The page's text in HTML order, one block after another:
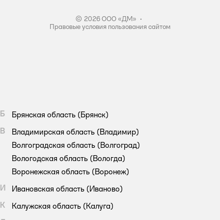
© 2026 ООО «ДМ» •
Правовые условия пользования сайтом
Б Брянская область (Брянск)
В
Владимирская область (Владимир)
Волгоградская область (Волгоград)
Вологодская область (Вологда)
Воронежская область (Воронеж)
И
Ивановская область (Иваново)
К
Калужская область (Калуга)